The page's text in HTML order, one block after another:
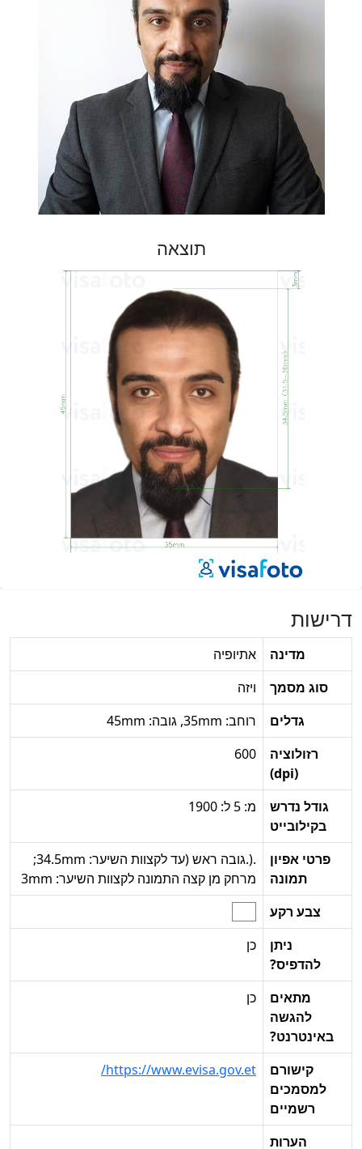
תוצאה
דרישות
מדינה
אתיופיה
סוג מסמך
ויזה
גדלים
רוחב: 35mm, גובה: 45mm
רזולוציה
(dpi)
600
גודל נדרש
בקילובייט
מ: 5 ל: 1900
פרטי אפיון
תמונה
.(.גובה ראש (עד לקצוות השיער: 34.5mm;
מרחק מן קצה התמונה לקצוות השיער: 3mm
צבע רקע
ניתן
להדפיס?
כן
מתאים
להגשה
באינטרנט?
כן
קישורם
למסמכים
רשמיים
https://www.evisa.gov.et/
הערות